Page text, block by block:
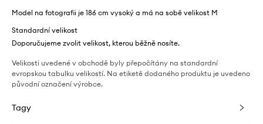
Model na fotografii je 186 cm vysoký a má na sobě velikost M
Standardní velikost
Doporučujeme zvolit velikost, kterou běžně nosíte.
Velikosti uvedené v obchodě byly přepočítány na standardní
evropskou tabulku velikostí. Na etiketě dodaného produktu je uvedeno
původní označení výrobce.
Tagy